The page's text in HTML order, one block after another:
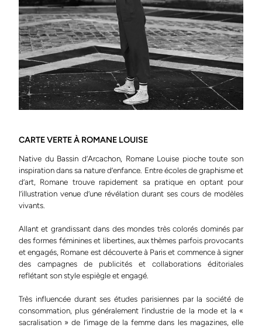
CARTE VERTE À ROMANE LOUISE
Native du Bassin d’Arcachon, Romane Louise pioche toute son
inspiration dans sa nature d’enfance. Entre écoles de graphisme et
d’art, Romane trouve rapidement sa pratique en optant pour
l’illustration venue d’une révélation durant ses cours de modèles
vivants.
Allant et grandissant dans des mondes très colorés dominés par
des formes féminines et libertines, aux thèmes parfois provocants
et engagés, Romane est découverte à Paris et commence à signer
des campagnes de publicités et collaborations éditoriales
reflétant son style espiègle et engagé.
Très influencée durant ses études parisiennes par la société de
consommation, plus généralement l’industrie de la mode et la «
sacralisation » de l’image de la femme dans les magazines, elle